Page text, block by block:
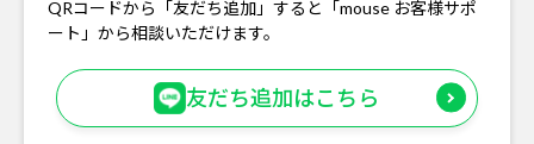
QRコードから「友だち追加」すると「mouse お客様サポ
ート」から相談いただけます。
友だち追加はこちら